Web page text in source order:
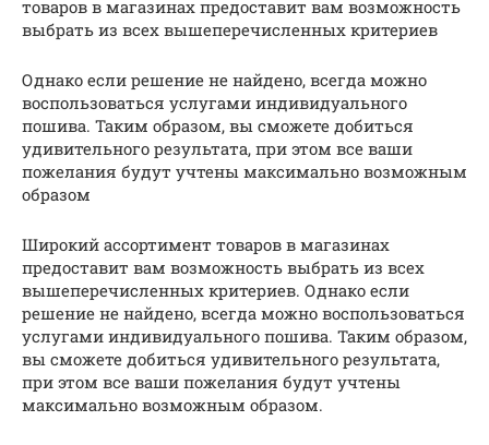
товаров в магазинах предоставит вам возможность
выбрать из всех вышеперечисленных критериев
Однако если решение не найдено, всегда можно
воспользоваться услугами индивидуального
пошива. Таким образом, вы сможете добиться
удивительного результата, при этом все ваши
пожелания будут учтены максимально возможным
образом
Широкий ассортимент товаров в магазинах
предоставит вам возможность выбрать из всех
вышеперечисленных критериев. Однако если
решение не найдено, всегда можно воспользоваться
услугами индивидуального пошива. Таким образом,
вы сможете добиться удивительного результата,
при этом все ваши пожелания будут учтены
максимально возможным образом.